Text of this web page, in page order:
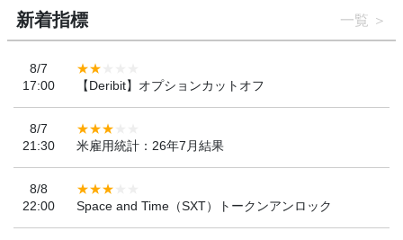
新着指標 一覧
8/7
17:00
【Deribit】オプションカットオフ
8/7
21:30
米雇用統計：26年7月結果
8/8
22:00
Space and Time（SXT）トークンアンロック